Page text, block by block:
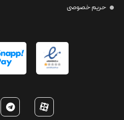
حریم خصوصی